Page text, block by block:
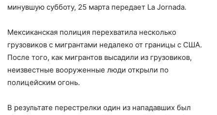
минувшую субботу, 25 марта передает La Jornada.
Мексиканская полиция перехватила несколько
грузовиков с мигрантами недалеко от границы с США.
После того, как мигрантов высадили из грузовиков,
неизвестные вооруженные люди открыли по
полицейским огонь.
В результате перестрелки один из нападавших был